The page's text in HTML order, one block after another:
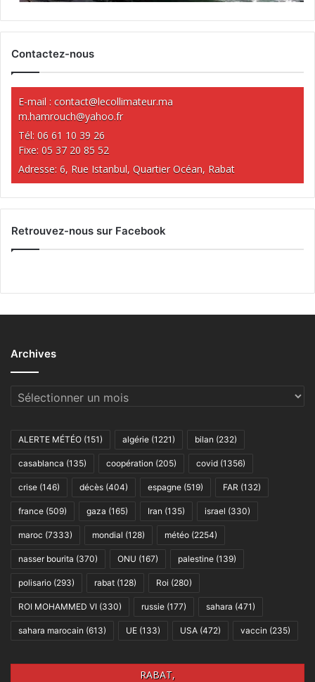
Contactez-nous
E-mail : contact@lecollimateur.ma
m.hamrouch@yahoo.fr
Tél: 06 61 10 39 26
Fixe: 05 37 20 85 52
Adresse: 6, Rue Istanbul, Quartier Océan, Rabat
Retrouvez-nous sur Facebook
Archives
Archives
ALERTE MÉTÉO (151) algérie (1221) bilan (232)
casablanca (135) coopération (205) covid (1356)
crise (146) décès (404) espagne (519) FAR (132)
france (509) gaza (165) Iran (135) israel (330)
maroc (7333) mondial (128) météo (2254)
nasser bourita (370) ONU (167) palestine (139)
polisario (293) rabat (128) Roi (280)
ROI MOHAMMED VI (330) russie (177) sahara (471)
sahara marocain (613) UE (133) USA (472) vaccin (235)
RABAT,